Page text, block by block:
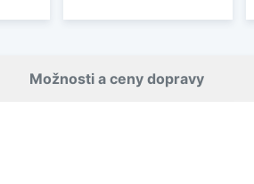
Možnosti a ceny dopravy